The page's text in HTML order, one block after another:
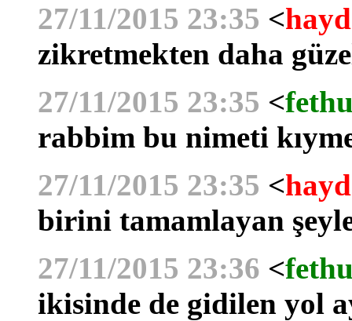
27/11/2015 23:35 <
zikretmekten daha
27/11/2015 23:35 <
rabbim bu nimeti
27/11/2015 23:35 <
birini tamamlayan
27/11/2015 23:36 <
ikisinde de gidilen yol